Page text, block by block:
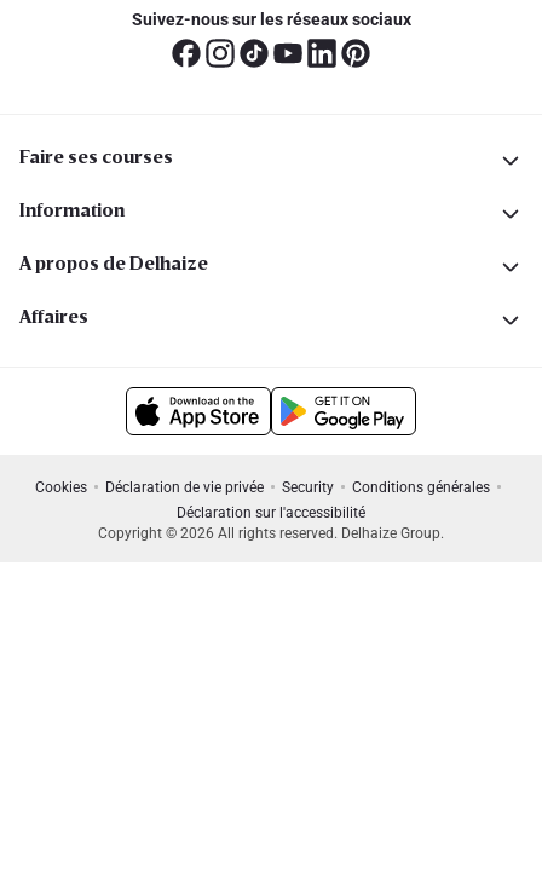
Suivez-nous sur les réseaux sociaux
Faire ses courses
Information
A propos de Delhaize
Affaires
Cookies Déclaration de vie privée Security
Conditions générales
Déclaration sur l'accessibilité
Copyright © 2026 All rights reserved. Delhaize Group.